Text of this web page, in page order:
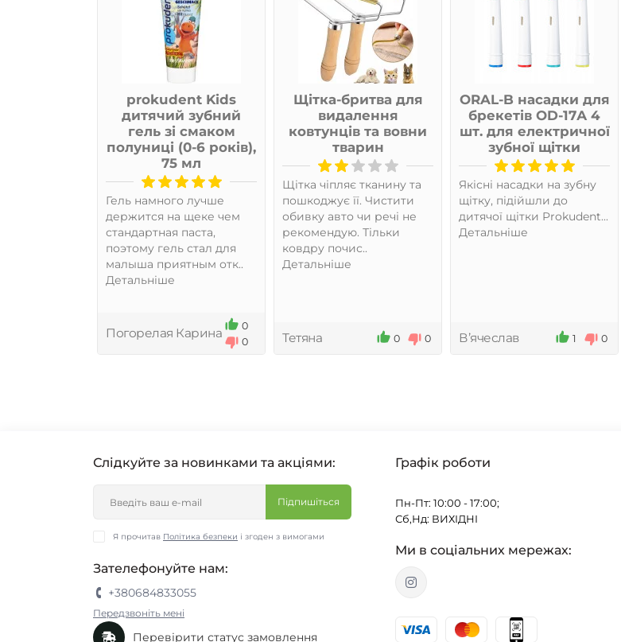
prokudent Kids
дитячий зубний
гель зі смаком
полуниці (0-6 років),
75 мл
Гель намного лучше
держится на щеке чем
стандартная паста,
поэтому гель стал для
малыша приятным отк..
Детальніше
Погорелая Карина
0
0
Щітка-бритва для
видалення
ковтунців та вовни
тварин
Щітка чіпляє тканину та
пошкоджує її. Чистити
обивку авто чи речі не
рекомендую. Тільки
ковдру почис..
Детальніше
Тетяна 0 0
ORAL-B насадки для
брекетів OD-17А 4
шт. для електричної
зубної щітки
Якісні насадки на зубну
щітку, підійшли до
дитячої щітки Prokudent...
Детальніше
Вʼячеслав 1 0
Слідкуйте за новинками та акціями:
Підпишіться
Я прочитав Політика безпеки і згоден з вимогами
Зателефонуйте нам:
+380684833055
Передзвоніть мені
Перевірити статус замовлення
Графік роботи
Пн-Пт: 10:00 - 17:00;
Сб,Нд: ВИХІДНІ
Ми в соціальних мережах: